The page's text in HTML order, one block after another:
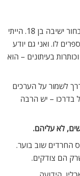
אני מספר אותו כי אני יודע בדיוק איך חושב בחור ישיבה בן 18. הייתי
לו. ואני גם יודע
בעיתונים – הוא
לשמור על הערכים
בדרכו – יש הרבה
לא עליהם.
החרדים שוב בוער.
הם צודקים.